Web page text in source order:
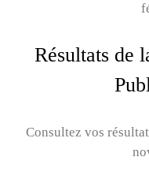
Résultats de
Consultez vos